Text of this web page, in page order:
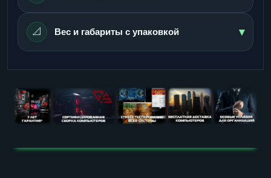
📐 Вес и габариты с упаковкой ▾